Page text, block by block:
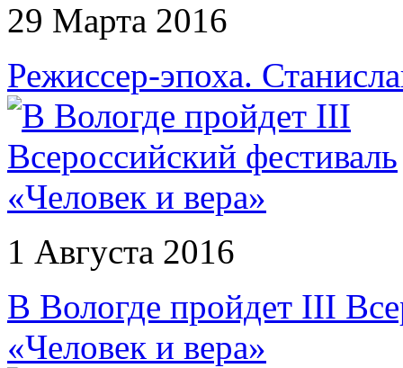
29 Марта 2016
Режиссер-эпоха.
1 Августа 2016
В Вологде пройдет III
«Человек и вера»